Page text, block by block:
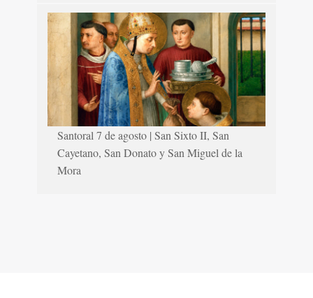
Santoral 7 de agosto | San Sixto II, San
Cayetano, San Donato y San Miguel de la
Mora